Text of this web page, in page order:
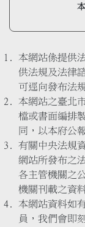
本網站係提供
供法規及法律
可逕向發布法
本網站之臺北
檔或書面編排
同，以本府公
有關中央法規
網站所發布之
各主管機關之
機關刊載之資
本網站資料如
員，我們會即